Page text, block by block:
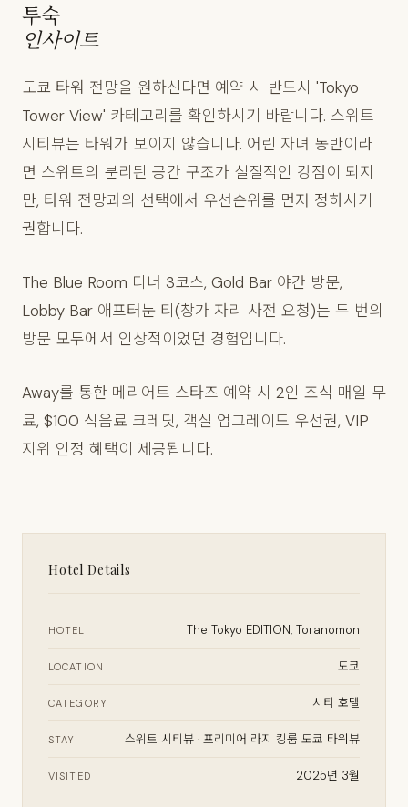
투숙
인사이트
도쿄 타워 전망을 원하신다면 예약 시 반드시 'Tokyo
Tower View' 카테고리를 확인하시기 바랍니다. 스위트
시티뷰는 타워가 보이지 않습니다. 어린 자녀 동반이라
면 스위트의 분리된 공간 구조가 실질적인 강점이 되지
만, 타워 전망과의 선택에서 우선순위를 먼저 정하시기
권합니다.
The Blue Room 디너 3코스, Gold Bar 야간 방문,
Lobby Bar 애프터눈 티(창가 자리 사전 요청)는 두 번의
방문 모두에서 인상적이었던 경험입니다.
Away를 통한 메리어트 스타즈 예약 시 2인 조식 매일 무
료, $100 식음료 크레딧, 객실 업그레이드 우선권, VIP
지위 인정 혜택이 제공됩니다.
Hotel Details
HOTEL The Tokyo EDITION, Toranomon
LOCATION 도쿄
CATEGORY 시티 호텔
STAY 스위트 시티뷰 · 프리미어 라지 킹룸 도쿄 타워뷰
VISITED 2025년 3월